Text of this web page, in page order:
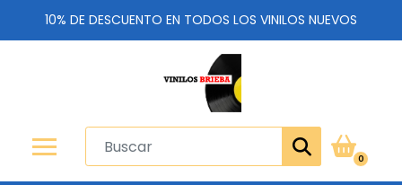
10% DE DESCUENTO EN TODOS LOS VINILOS NUEVOS
0